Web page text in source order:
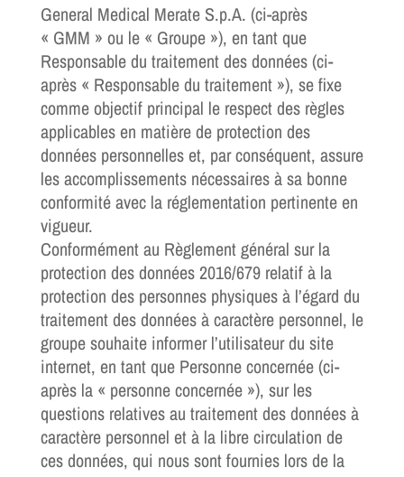
General Medical Merate S.p.A. (ci-après
« GMM » ou le « Groupe »), en tant que
Responsable du traitement des données (ci-
après « Responsable du traitement »), se fixe
comme objectif principal le respect des règles
applicables en matière de protection des
données personnelles et, par conséquent, assure
les accomplissements nécessaires à sa bonne
conformité avec la réglementation pertinente en
vigueur.
Conformément au Règlement général sur la
protection des données 2016/679 relatif à la
protection des personnes physiques à l’égard du
traitement des données à caractère personnel, le
groupe souhaite informer l’utilisateur du site
internet, en tant que Personne concernée (ci-
après la « personne concernée »), sur les
questions relatives au traitement des données à
caractère personnel et à la libre circulation de
ces données, qui nous sont fournies lors de la